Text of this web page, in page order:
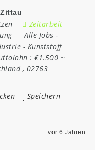
Zeitarbeit
Alle Jobs -
- Kunststoff
: €1.500 ~
, 02763
Speichern
vor 6 Jahren